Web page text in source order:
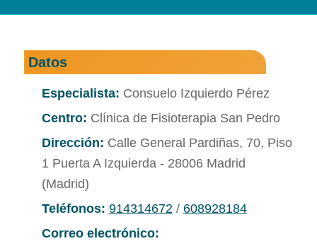
Datos
Especialista: Consuelo Izquierdo Pérez
Centro: Clínica de Fisioterapia San Pedro
Dirección: Calle General Pardiñas, 70, Piso
1 Puerta A Izquierda - 28006 Madrid
(Madrid)
Teléfonos: 914314672/ 608928184
Correo electrónico: